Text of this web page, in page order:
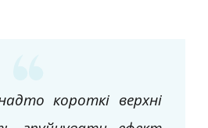
короткі верхні